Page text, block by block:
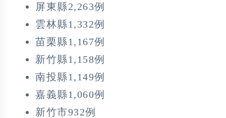
屏東縣2,263例
雲林縣1,332例
苗栗縣1,167例
新竹縣1,158例
南投縣1,149例
嘉義縣1,060例
新竹市932例